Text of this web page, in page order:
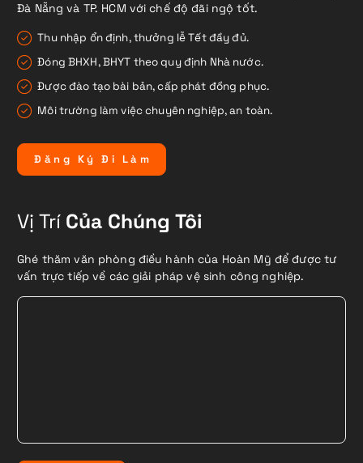
Đà Nẵng và TP. HCM với chế độ đãi ngộ tốt.
Thu nhập ổn định, thưởng lễ Tết đầy đủ.
Đóng BHXH, BHYT theo quy định Nhà nước.
Được đào tạo bài bản, cấp phát đồng phục.
Môi trường làm việc chuyên nghiệp, an toàn.
Đ ă n g Ký Đ i L à m
Vị TríCủa Chúng Tôi
Ghé thăm văn phòng điều hành của Hoàn Mỹ để được tư
vấn trực tiếp về các giải pháp vệ sinh công nghiệp.